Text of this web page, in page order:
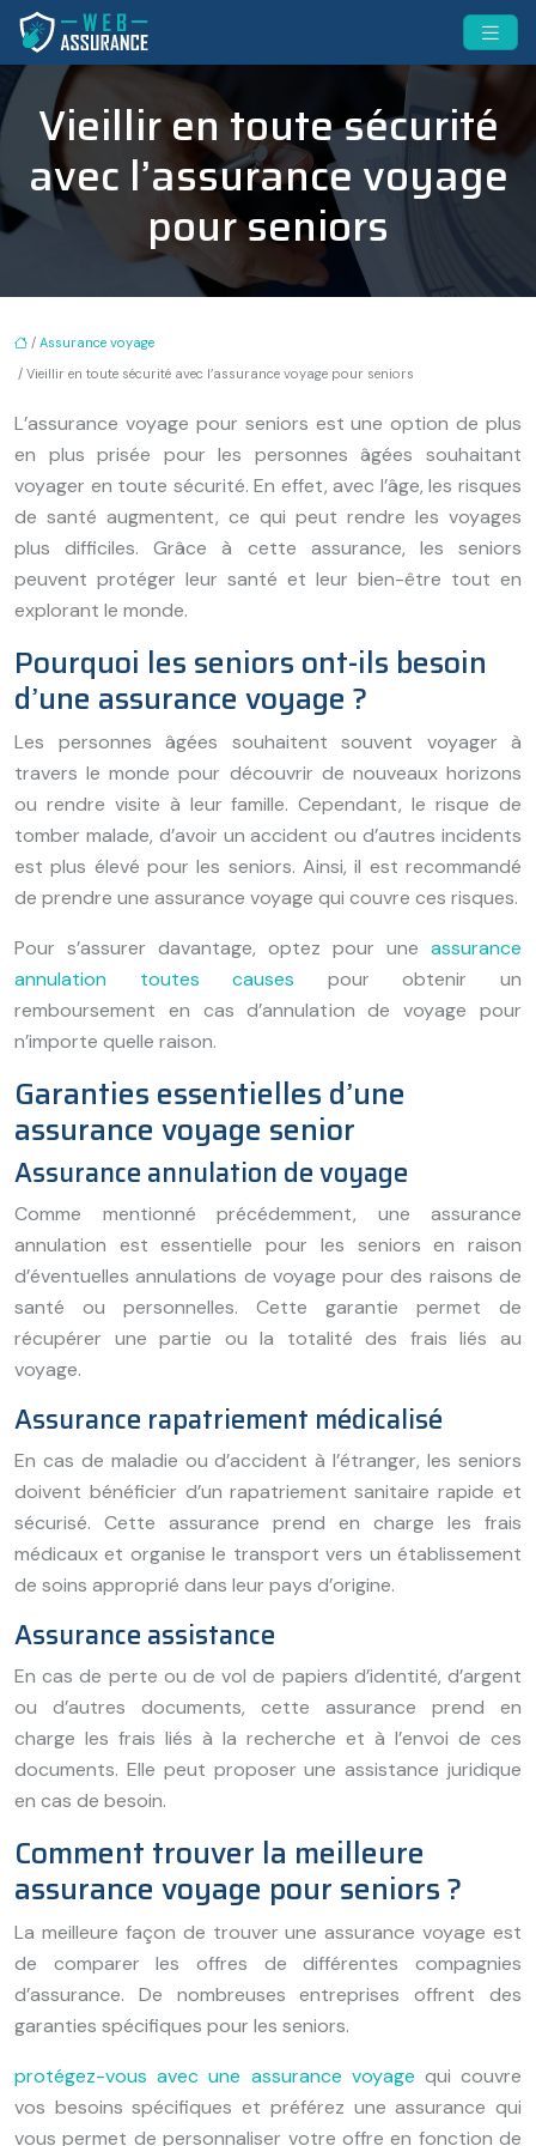
Vieillir en toute sécurité
avec l’assurance voyage
pour seniors
/ Assurance voyage
/ Vieillir en toute sécurité avec l’assurance voyage pour seniors
L’assurance voyage pour seniors est une option de plus
en plus prisée pour les personnes âgées souhaitant
voyager en toute sécurité. En effet, avec l’âge, les risques
de santé augmentent, ce qui peut rendre les voyages
plus difficiles. Grâce à cette assurance, les seniors
peuvent protéger leur santé et leur bien-être tout en
explorant le monde.
Pourquoi les seniors ont-ils besoin
d’une assurance voyage ?
Les personnes âgées souhaitent souvent voyager à
travers le monde pour découvrir de nouveaux horizons
ou rendre visite à leur famille. Cependant, le risque de
tomber malade, d’avoir un accident ou d’autres incidents
est plus élevé pour les seniors. Ainsi, il est recommandé
de prendre une assurance voyage qui couvre ces risques.
Pour s’assurer davantage, optez pour une assurance
annulation toutes causes pour obtenir un
remboursement en cas d’annulation de voyage pour
n’importe quelle raison.
Garanties essentielles d’une
assurance voyage senior
Assurance annulation de voyage
Comme mentionné précédemment, une assurance
annulation est essentielle pour les seniors en raison
d’éventuelles annulations de voyage pour des raisons de
santé ou personnelles. Cette garantie permet de
récupérer une partie ou la totalité des frais liés au
voyage.
Assurance rapatriement médicalisé
En cas de maladie ou d’accident à l’étranger, les seniors
doivent bénéficier d’un rapatriement sanitaire rapide et
sécurisé. Cette assurance prend en charge les frais
médicaux et organise le transport vers un établissement
de soins approprié dans leur pays d’origine.
Assurance assistance
En cas de perte ou de vol de papiers d’identité, d’argent
ou d’autres documents, cette assurance prend en
charge les frais liés à la recherche et à l’envoi de ces
documents. Elle peut proposer une assistance juridique
en cas de besoin.
Comment trouver la meilleure
assurance voyage pour seniors ?
La meilleure façon de trouver une assurance voyage est
de comparer les offres de différentes compagnies
d’assurance. De nombreuses entreprises offrent des
garanties spécifiques pour les seniors.
protégez-vous avec une assurance voyage qui couvre
vos besoins spécifiques et préférez une assurance qui
vous permet de personnaliser votre offre en fonction de